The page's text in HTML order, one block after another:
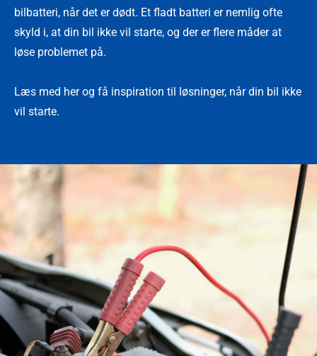
bilbatteri, når det er dødt. Et fladt batteri er nemlig ofte
skyld i, at din bil ikke vil starte, og der er flere måder at
løse problemet på.
Læs med her og få inspiration til løsninger, når din bil ikke
vil starte.